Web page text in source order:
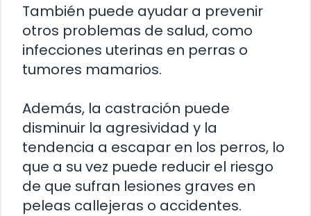
También puede ayudar a prevenir
otros problemas de salud, como
infecciones uterinas en perras o
tumores mamarios.
Además, la castración puede
disminuir la agresividad y la
tendencia a escapar en los perros, lo
que a su vez puede reducir el riesgo
de que sufran lesiones graves en
peleas callejeras o accidentes.